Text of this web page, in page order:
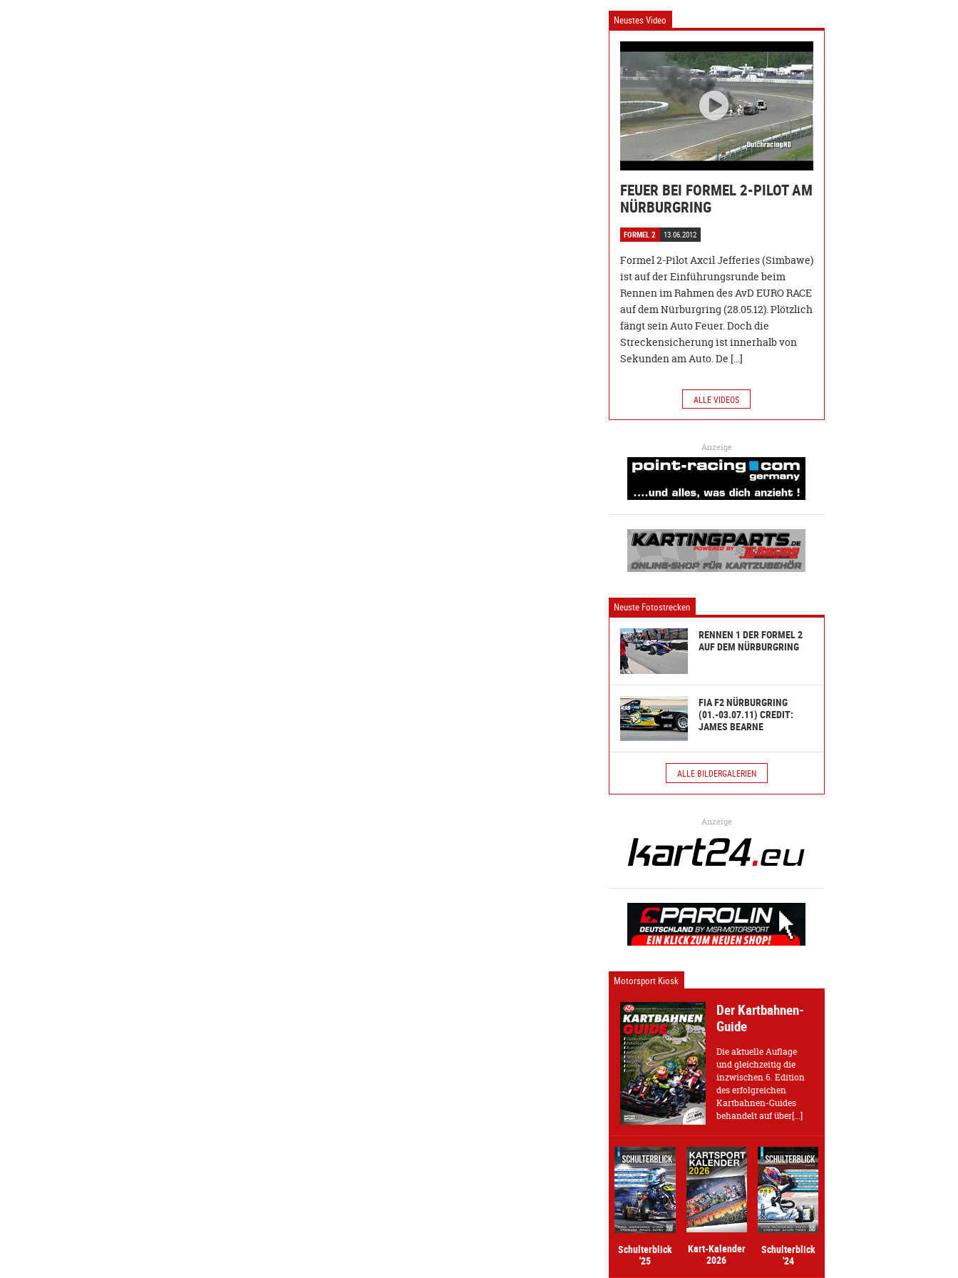
Neustes Video
FEUER BEI FORMEL 2-PILOT AM
NÜRBURGRING
FORMEL 2 13.06.2012
Formel 2-Pilot Axcil Jefferies (Simbawe)
ist auf der Einführungsrunde beim
Rennen im Rahmen des AvD EURO RACE
auf dem Nürburgring (28.05.12). Plötzlich
fängt sein Auto Feuer. Doch die
Streckensicherung ist innerhalb von
Sekunden am Auto. De […]
ALLE VIDEOS
Anzeige
Neuste Fotostrecken
RENNEN 1 DER FORMEL 2
AUF DEM NÜRBURGRING
FIA F2 NÜRBURGRING
(01.-03.07.11) CREDIT:
JAMES BEARNE
ALLE BILDERGALERIEN
Anzeige
Motorsport Kiosk
Der Kartbahnen-
Guide
Die aktuelle Auflage
und gleichzeitig die
inzwischen 6. Edition
des erfolgreichen
Kartbahnen-Guides
behandelt auf über[...]
Schulterblick
'25
Kart-Kalender
2026
Schulterblick
'24